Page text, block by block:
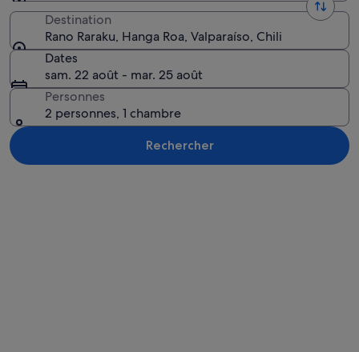
Destination
Rano Raraku, Hanga Roa, Valparaíso, Chili
Dates
sam. 22 août - mar. 25 août
Personnes
2 personnes, 1 chambre
Rechercher